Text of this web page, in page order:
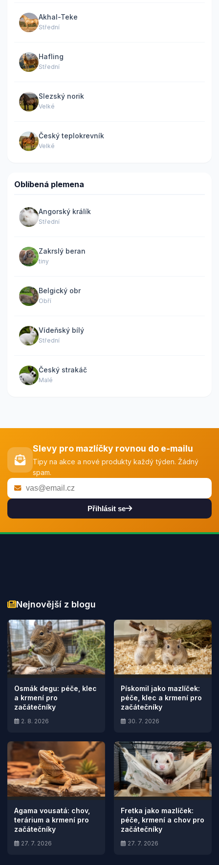
Akhal-Teke
Střední
Hafling
Střední
Slezský norik
Velké
Český teplokrevník
Velké
Oblíbená plemena
Angorský králík
Střední
Zakrslý beran
tiny
Belgický obr
Obří
Vídeňský bílý
Střední
Český strakáč
Malé
Slevy pro mazlíčky rovnou do e-mailu
Tipy na akce a nové produkty každý týden. Žádný
spam.
Přihlásit se
Nejnovější z blogu
Osmák degu: péče, klec
a krmení pro
začátečníky
2. 8. 2026
Pískomil jako mazlíček:
péče, klec a krmení pro
začátečníky
30. 7. 2026
Agama vousatá: chov,
terárium a krmení pro
začátečníky
27. 7. 2026
Fretka jako mazlíček:
péče, krmení a chov pro
začátečníky
27. 7. 2026